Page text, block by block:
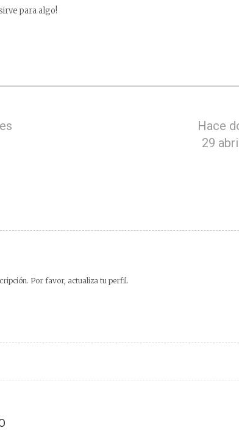
para algo!
Hace
29
Por favor, actualiza tu perfil.